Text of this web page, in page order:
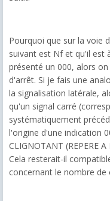
Pourquoi que sur la voie
suivant est Nf et qu'il est
présenté un 000, alors
d'arrêt. Si je fais une
la signalisation latérale,
qu'un signal carré
systématiquement
l'origine d'une indication
CLIGNOTANT (REPERE
Cela resterait-il
concernant le nombre de